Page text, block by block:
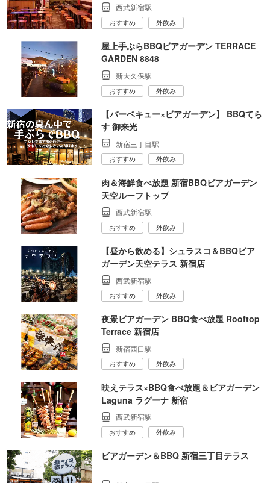
西武新宿駅
おすすめ 外飲み
屋上手ぶらBBQビアガーデン TERRACE
GARDEN 8848
新大久保駅
おすすめ 外飲み
【バーベキュー×ビアガーデン】 BBQてら
す 御来光
新宿三丁目駅
おすすめ 外飲み
肉＆海鮮食べ放題 新宿BBQビアガーデン
天空ルーフトップ
西武新宿駅
おすすめ 外飲み
【昼から飲める】シュラスコ＆BBQビア
ガーデン天空テラス 新宿店
西武新宿駅
おすすめ 外飲み
夜景ビアガーデン BBQ食べ放題 Rooftop
Terrace 新宿店
新宿西口駅
おすすめ 外飲み
映えテラス×BBQ食べ放題＆ビアガーデン
Laguna ラグーナ 新宿
西武新宿駅
おすすめ 外飲み
ビアガーデン＆BBQ 新宿三丁目テラス